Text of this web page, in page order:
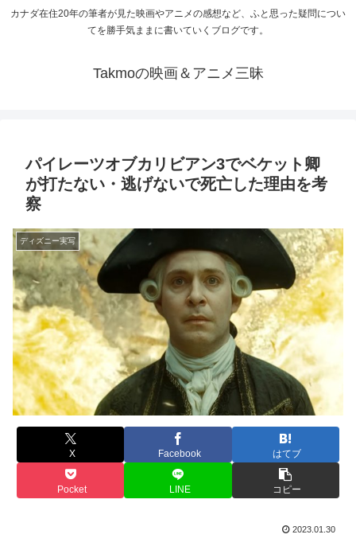
カナダ在住20年の筆者が見た映画やアニメの感想など、ふと思った疑問につい
てを勝手気ままに書いていくブログです。
Takmoの映画＆アニメ三昧
パイレーツオブカリビアン3でベケット卿
が打たない・逃げないで死亡した理由を考
察
ディズニー実写
X Facebook はてブ
Pocket LINE コピー
2023.01.30